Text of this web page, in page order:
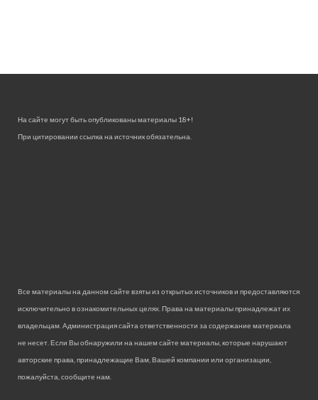
На сайте могут быть опубликованы материалы 18+!
При цитировании ссылка на источник обязательна.
Все материалы на данном сайте взяты из открытых источников и предоставляются
исключительно в ознакомительных целях. Права на материалы принадлежат их
владельцам. Администрация сайта ответственности за содержание материала
не несет. Если Вы обнаружили на нашем сайте материалы, которые нарушают
авторские права, принадлежащие Вам, Вашей компании или организации,
пожалуйста, сообщите нам.